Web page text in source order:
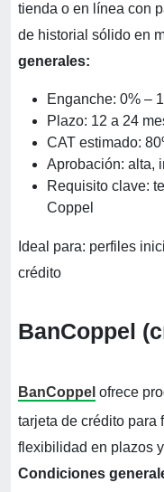
tienda o en línea con
de historial sólido en
generales:
Enganche: 0% –
Plazo: 12 a 24
CAT estimado:
Aprobación: alta,
Requisito clave:
Coppel
Ideal para: perfiles
crédito
BanCoppel
BanCoppel ofrece
tarjeta de crédito para
flexibilidad en plazos
Condiciones